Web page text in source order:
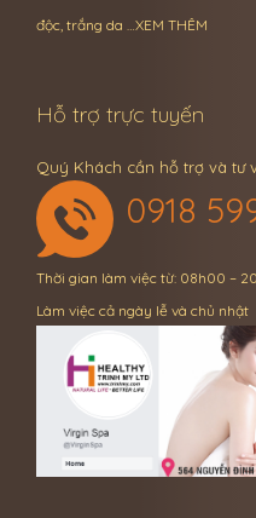
độc, trắng da …XEM THÊM
Hỗ trợ trực tuyến
Quý Khách cần hỗ trợ và tư
0918
Thời gian làm việc từ: 08h00 –
Làm việc cả ngày lễ và chủ nhật